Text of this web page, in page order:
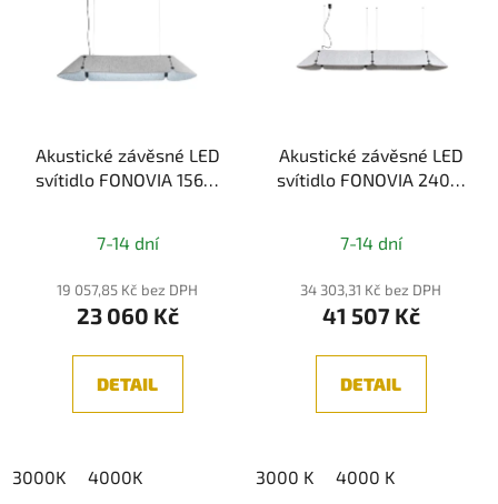
Akustické závěsné LED
svítidlo FONOVIA 1560,
7-14 dní
19 057,85 Kč bez DPH
23 060 Kč
DETAIL
3000K 4000K
Akustické závěsné LED
svítidlo FONOVIA 2400,
7-14 dní
34 303,31 Kč bez DPH
41 507 Kč
DETAIL
3000 K 4000 K